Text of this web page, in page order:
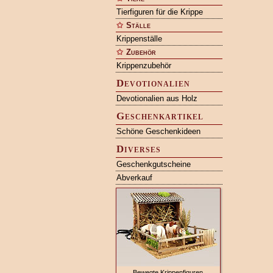
Tierfiguren für die Krippe
Ställe
Krippenställe
Zubehör
Krippenzubehör
Devotionalien
Devotionalien aus Holz
Geschenkartikel
Schöne Geschenkideen
Diverses
Geschenkgutscheine
Abverkauf